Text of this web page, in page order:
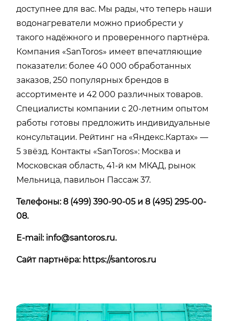
доступнее для вас. Мы рады, что теперь наши
водонагреватели можно приобрести у
такого надёжного и проверенного партнёра.
Компания «SanToros» имеет впечатляющие
показатели: более 40 000 обработанных
заказов, 250 популярных брендов в
ассортименте и 42 000 различных товаров.
Специалисты компании с 20-летним опытом
работы готовы предложить индивидуальные
консультации. Рейтинг на «Яндекс.Картах» —
5 звёзд. Контакты «SanToros»: Москва и
Московская область, 41-й км МКАД, рынок
Мельница, павильон Пассаж 37.
Телефоны: 8 (499) 390-90-05 и 8 (495) 295-00-
08.
E-mail: info@santoros.ru.
Сайт партнёра: https://santoros.ru